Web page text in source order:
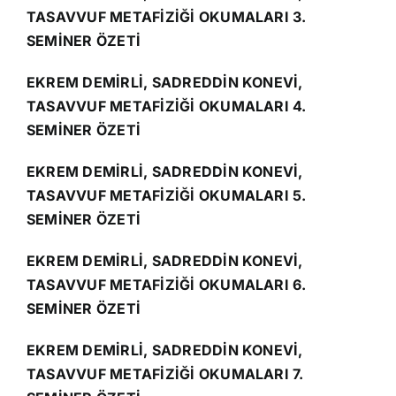
TASAVVUF METAFİZİĞİ OKUMALARI 3.
SEMİNER ÖZETİ
EKREM DEMİRLİ, SADREDDİN KONEVİ,
TASAVVUF METAFİZİĞİ OKUMALARI 4.
SEMİNER ÖZETİ
EKREM DEMİRLİ, SADREDDİN KONEVİ,
TASAVVUF METAFİZİĞİ OKUMALARI 5.
SEMİNER ÖZETİ
EKREM DEMİRLİ, SADREDDİN KONEVİ,
TASAVVUF METAFİZİĞİ OKUMALARI 6.
SEMİNER ÖZETİ
EKREM DEMİRLİ, SADREDDİN KONEVİ,
TASAVVUF METAFİZİĞİ OKUMALARI 7.